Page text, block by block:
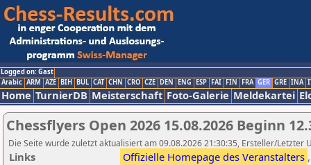
Logged on: Gast
Arabic ARM AZE BIH BUL CAT CHN CRO CZE DEN ENG ESP FAI FIN FRA GER GRE INA
Home TurnierDB Meisterschaft Foto-Galerie Meldekartei
Chessflyers Open 2026 15.08.2026 Beginn
Die Seite wurde zuletzt aktualisiert am 09.08.2026 21:30:35, Ersteller/Letzter
Links Offizielle Homepage des Veranstalters